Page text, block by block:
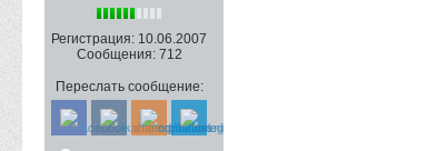
Регистрация: 10.06.2007
Сообщения: 712
Переслать сообщение: